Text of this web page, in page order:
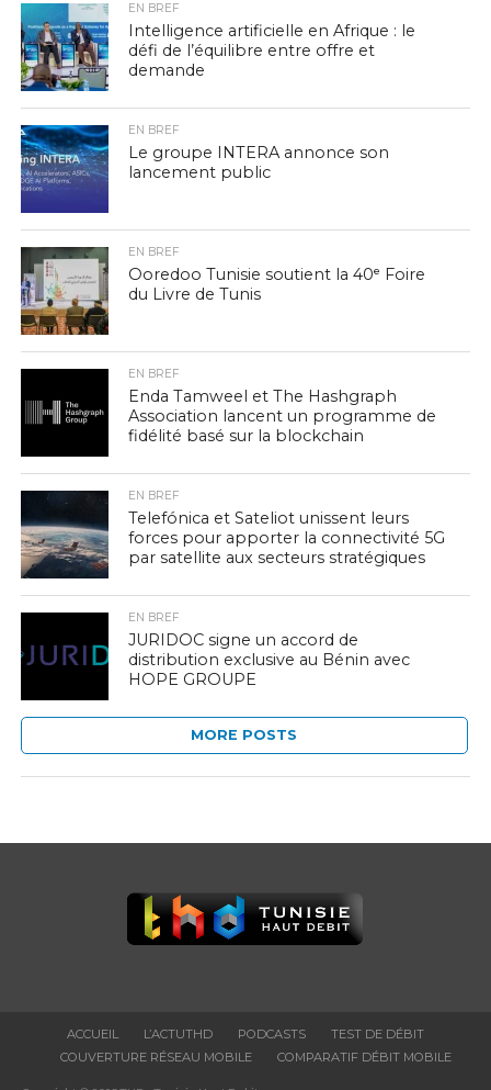
EN BREF
Intelligence artificielle en Afrique : le
défi de l’équilibre entre offre et
demande
EN BREF
Le groupe INTERA annonce son
lancement public
EN BREF
Ooredoo Tunisie soutient la 40ᵉ Foire
du Livre de Tunis
EN BREF
Enda Tamweel et The Hashgraph
Association lancent un programme de
fidélité basé sur la blockchain
EN BREF
Telefónica et Sateliot unissent leurs
forces pour apporter la connectivité 5G
par satellite aux secteurs stratégiques
EN BREF
JURIDOC signe un accord de
distribution exclusive au Bénin avec
HOPE GROUPE
MORE POSTS
ACCUEIL L’ACTUTHD PODCASTS
TEST DE DÉBIT
COUVERTURE RÉSEAU MOBILE
COMPARATIF DÉBIT MOBILE